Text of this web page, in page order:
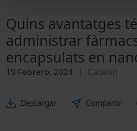
Quins avantatges té
administrar
encapsulats en
19 Febrero, 2024 Catalán
Descargar Compartir